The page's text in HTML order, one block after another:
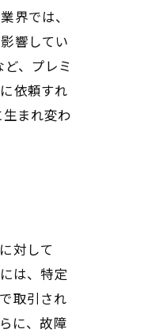
界では、
響してい
、プレミ
依頼すれ
まれ変わ
対して
は、特定
取引され
に、故障